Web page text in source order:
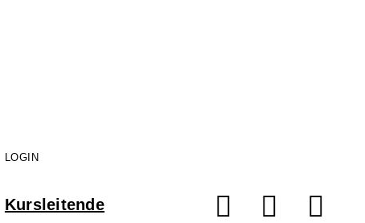
LOGIN
Kursleitende Facebook